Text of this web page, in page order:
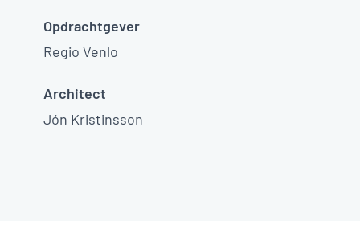
Opdrachtgever
Regio Venlo
Architect
Jón Kristinsson